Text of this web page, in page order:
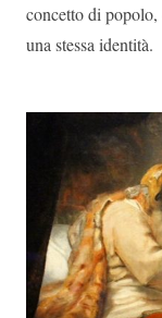
concetto di
una stessa identità.